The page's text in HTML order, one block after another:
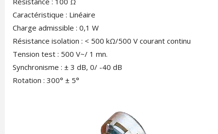
Caractéristique : Linéaire
Charge admissible : 0,1 W
Résistance isolation : < 500 kΩ/500 V courant continu
Tension test : 500 V~/ 1 mn.
Synchronisme : ± 3 dB, 0/ -40 dB
Rotation : 300° ± 5°